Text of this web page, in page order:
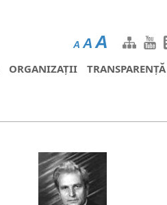
A A A
ORGANIZAȚII TRANSPARENȚĂ